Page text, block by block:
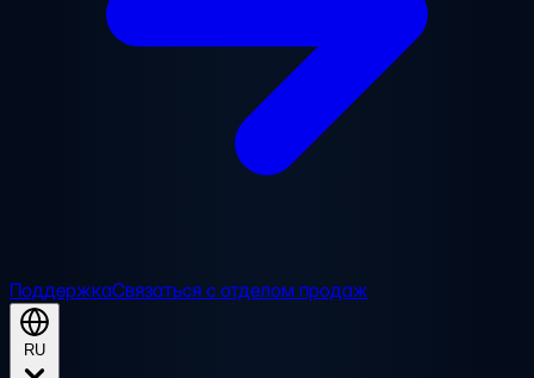
ПоддержкаСвязаться с отделом продаж
RU